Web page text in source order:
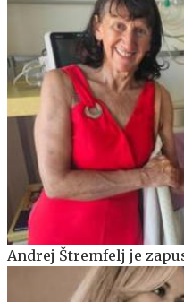
Andrej Štremfelj je